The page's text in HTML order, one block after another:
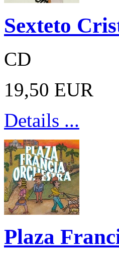
Sexteto
CD
19,50 EUR
Details ...
Plaza